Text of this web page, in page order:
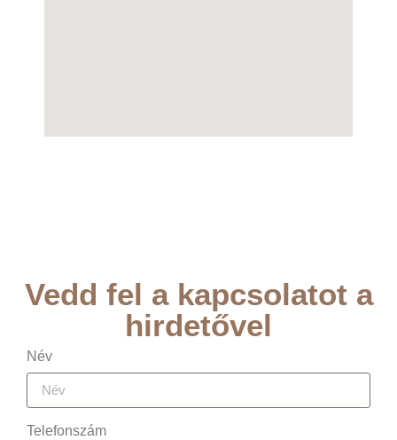
Vedd fel a kapcsolatot a
hirdetővel
Név
Telefonszám